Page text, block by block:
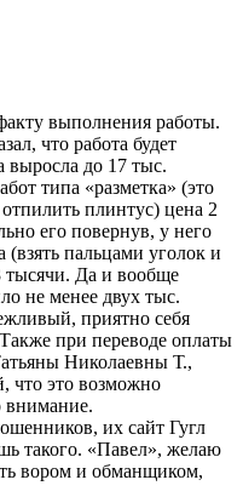
выполнения работы.
что работа будет
выросла до 17 тыс.
типа «разметка» (это
плинтус) цена 2
его повернув, у него
пальцами уголок и
тысячи. Да и вообще
не менее двух тыс.
приятно себя
при переводе оплаты
Николаевны Т.,
что это возможно
внимание.
их сайт Гугл
такого. «Павел», желаю
вором и обманщиком,